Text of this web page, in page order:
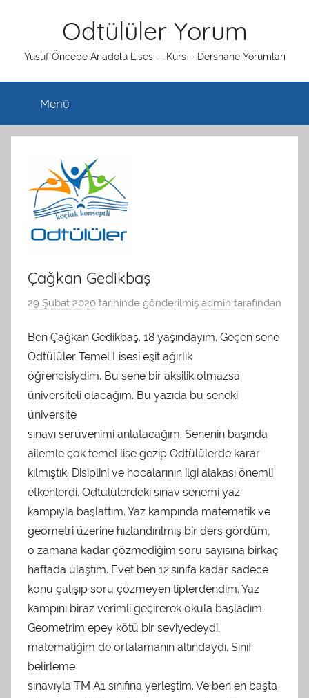
Odtülüler Yorum
Yusuf Öncebe Anadolu Lisesi – Kurs – Dershane Yorumları
Menü
Çağkan Gedikbaş
29 Şubat 2020 tarihinde gönderilmiş admin tarafından
Ben Çağkan Gedikbaş. 18 yaşındayım. Geçen sene
Odtülüler Temel Lisesi eşit ağırlık
öğrencisiydim. Bu sene bir aksilik olmazsa
üniversiteli olacağım. Bu yazıda bu seneki
üniversite
sınavı serüvenimi anlatacağım. Senenin başında
ailemle çok temel lise gezip Odtülülerde karar
kılmıştık. Disiplini ve hocalarının ilgi alakası önemli
etkenlerdi. Odtülülerdeki sınav senemi yaz
kampıyla başlattım. Yaz kampında matematik ve
geometri üzerine hızlandırılmış bir ders gördüm,
o zamana kadar çözmediğim soru sayısına birkaç
haftada ulaştım. Evet ben 12.sınıfa kadar sadece
konu çalışıp soru çözmeyen tiplerdendim. Yaz
kampını biraz verimli geçirerek okula başladım.
Geometrim epey kötü bir seviyedeydi,
matematiğim de ortalamanın altındaydı. Sınıf
belirleme
sınavıyla TM A1 sınıfına yerleştim. Ve ben en başta